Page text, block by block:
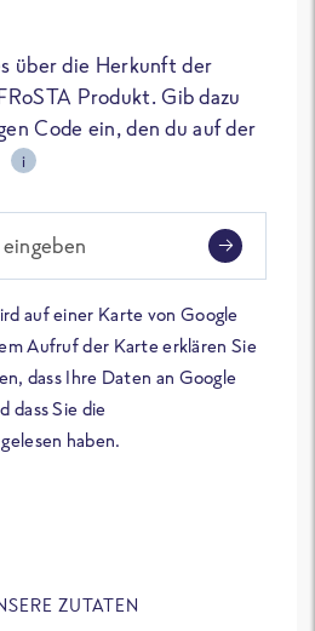
über die Herkunft der
Produkt. Gib dazu
Code ein, den du auf der
i
auf einer Karte von Google
Aufruf der Karte erklären Sie
dass Ihre Daten an Google
dass Sie die
haben.
ZUTATEN